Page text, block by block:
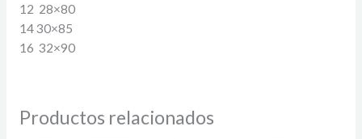
12 28×80
14 30×85
16 32×90
Productos relacionados